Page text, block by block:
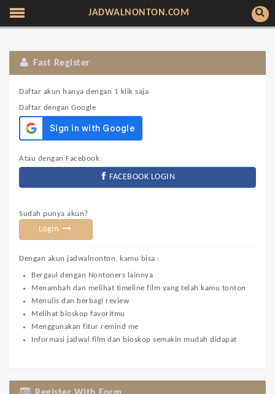
JADWALNONTON.COM
Fast Register
Daftar akun hanya dengan 1 klik saja
Daftar dengan Google
Atau dengan Facebook
FACEBOOK LOGIN
Sudah punya akun?
Login
Dengan akun jadwalnonton, kamu bisa :
Bergaul dengan Nontoners lainnya
Menambah dan melihat timeline film yang telah kamu tonton
Menulis dan berbagi review
Melihat bioskop favoritmu
Menggunakan fitur remind me
Informasi jadwal film dan bioskop semakin mudah didapat